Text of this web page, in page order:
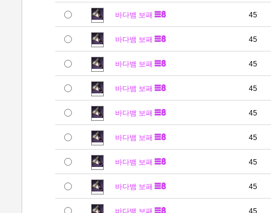
바다뱀 보패 45
바다뱀 보패 45
바다뱀 보패 45
바다뱀 보패 45
바다뱀 보패 45
바다뱀 보패 45
바다뱀 보패 45
바다뱀 보패 45
바다뱀 보패 45